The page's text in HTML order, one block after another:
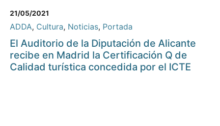
21/05/2021
ADDA, Cultura, Noticias, Portada
El Auditorio de la Diputación de Alicante
recibe en Madrid la Certificación Q de
Calidad turística concedida por el ICTE